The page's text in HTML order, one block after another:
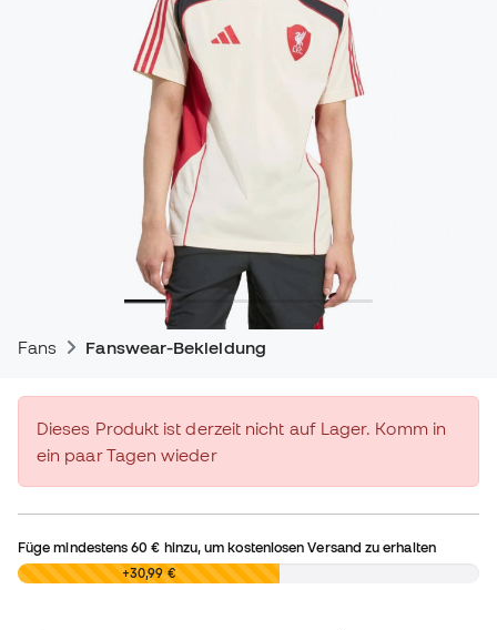
Fans Fanswear-Bekleidung
Dieses Produkt ist derzeit nicht auf Lager. Komm in
ein paar Tagen wieder
Füge mindestens60 € hinzu, um kostenlosen Versand zu erhalten
0,00 € +30,99 €